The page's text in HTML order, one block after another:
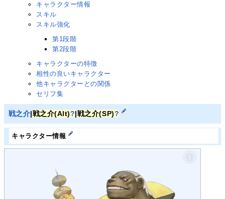
キャラクター情報
スキル
スキル強化
第1段階
第2段階
キャラクターの特徴
相性の良いキャラクター
他キャラクターとの関係
セリフ集
戦之介|戦之介(Alt)?|戦之介(SP)?
キャラクター情報